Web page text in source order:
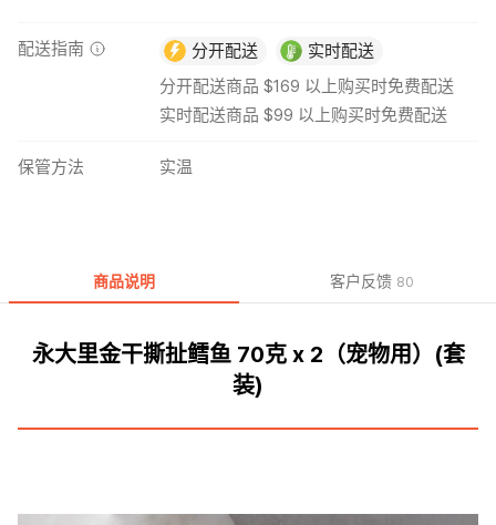
配送指南 分开配送
实时配送
分开配送商品 $169 以上购买时免费配送
实时配送商品 $99 以上购买时免费配送
保管方法 实温
商品说明 客户反馈 80
永大里金干撕扯鳕鱼 70克 x 2（宠物用）(套
装)